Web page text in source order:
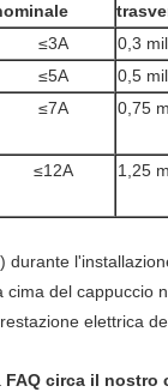
≤3A
0,3
≤5A
0,5
≤7A
0,75
≤12A
1,25
durante
cima del cappuccio
elettrica
FAQ circa il nostro